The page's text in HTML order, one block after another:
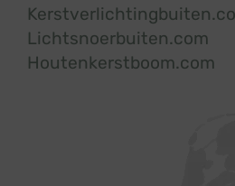
Lichtsnoerbuiten.com
Houtenkerstboom.com